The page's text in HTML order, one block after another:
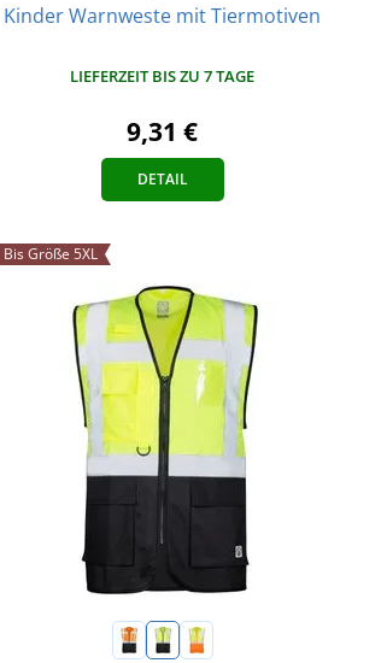
Kinder Warnweste mit Tiermotiven
LIEFERZEIT BIS ZU 7 TAGE
9,31 €
DETAIL
Bis Größe 5XL